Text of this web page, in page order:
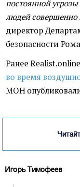
постоянной
людей совершенно
директор
безопасности
Ранее
во время
МОН
Игорь Тимофеев